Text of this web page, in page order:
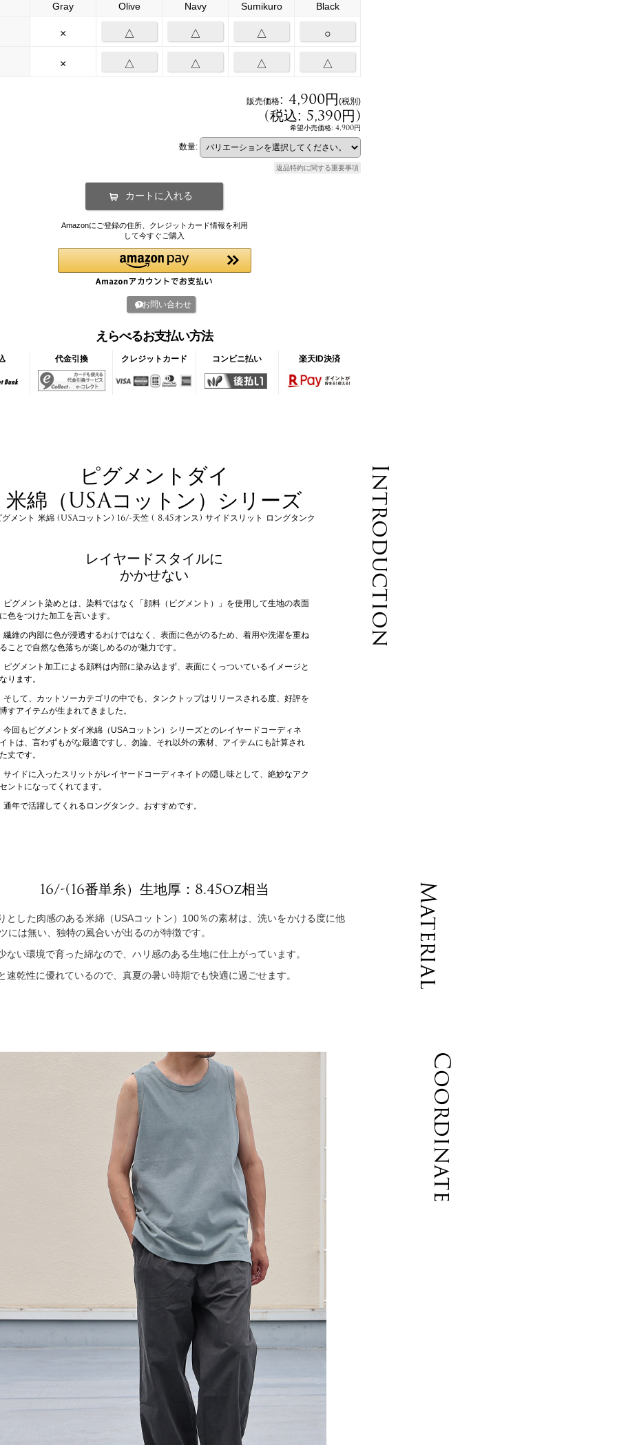
Gray Olive Navy Sumikuro Black
× △ △ △ ○
× △ △ △ △
販売価格: 4,900円(税別)
(税込: 5,390円)
希望小売価格: 4,900円
数量:
返品特約に関する重要事項
Amazonにご登録の住所、クレジットカード情報を利用
して今すぐご購入
お問い合わせ
えらべるお支払い方法
代金引換 クレジットカード コンビニ払い 楽天ID決済
Introduction
ピグメントダイ
米綿（USAコットン）シリーズ
グメント 米綿 (USAコットン) 16/-天竺 ( 8.45オンス) サイドスリット ロングタンク
レイヤードスタイルに
かかせない
ピグメント染めとは、染料ではなく「顔料（ピグメント）」を使用して生地の表面
に色をつけた加工を言います。
繊維の内部に色が浸透するわけではなく、表面に色がのるため、着用や洗濯を重ね
ることで自然な色落ちが楽しめるのが魅力です。
ピグメント加工による顔料は内部に染み込まず、表面にくっついているイメージと
なります。
そして、カットソーカテゴリの中でも、タンクトップはリリースされる度、好評を
博すアイテムが生まれてきました。
今回もピグメントダイ米綿（USAコットン）シリーズとのレイヤードコーディネ
イトは、言わずもがな最適ですし、勿論、それ以外の素材、アイテムにも計算され
た丈です。
サイドに入ったスリットがレイヤードコーディネイトの隠し味として、絶妙なアク
セントになってくれてます。
通年で活躍してくれるロングタンク。おすすめです。
Material
16/-(16番単糸）生地厚：8.45oz相当
とした肉感のある米綿（USAコットン）100％の素材は、洗いをかける度に他
には無い、独特の風合いが出るのが特徴です。
ない環境で育った綿なので、ハリ感のある生地に仕上がっています。
速乾性に優れているので、真夏の暑い時期でも快適に過ごせます。
Coordinate